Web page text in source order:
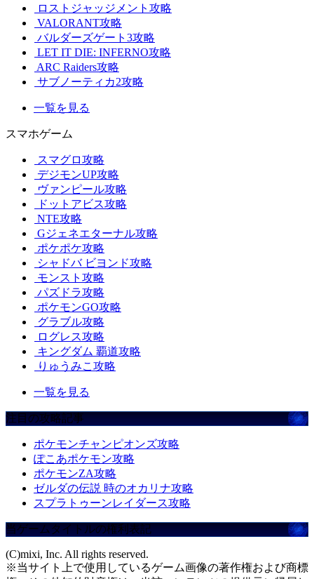
ロストジャッジメント攻略
VALORANT攻略
バルダーズゲート3攻略
LET IT DIE: INFERNO攻略
ARC Raiders攻略
サブノーティカ2攻略
一覧を見る
スマホゲーム
スマグロ攻略
デジモンUP攻略
ヴァンピール攻略
ドットアビス攻略
NTE攻略
Gジェネエターナル攻略
ポケポケ攻略
シャドバ ビヨンド攻略
モンスト攻略
パズドラ攻略
ポケモンGO攻略
グラブル攻略
ログレス攻略
キングダム 覇道攻略
りゅうみこ攻略
一覧を見る
注目の攻略記事
ポケモンチャンピオンズ攻略
ぽこあポケモン攻略
ポケモンZA攻略
ゼルダの伝説 時のオカリナ攻略
スプラトゥーンレイダース攻略
当ゲームタイトルの権利表記
(C)mixi, Inc. All rights reserved.
※当サイト上で使用しているゲーム画像の著作権および商標